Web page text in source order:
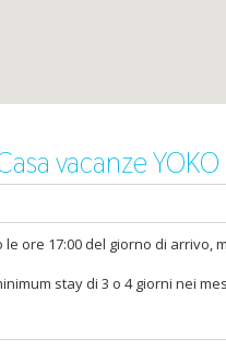
vacanze
ore 17:00 del giorno di arrivo,
stay di 3 o 4 giorni nei